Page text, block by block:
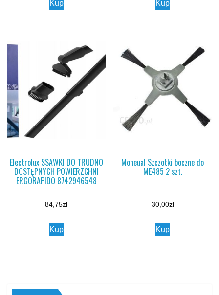
Kup Kup
Electrolux SSAWKI DO TRUDNO
DOSTĘPNYCH POWIERZCHNI
ERGORAPIDO 8742946548
84,75zł
Kup
Moneual Szczotki boczne do
ME485 2 szt.
30,00zł
Kup